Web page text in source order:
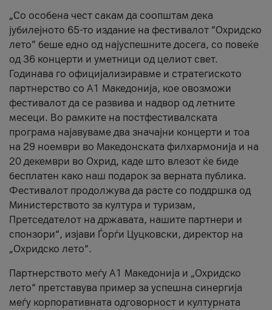
„Со особена чест сакам да соопштам дека
јубилејното 65-то издание на фестивалот “Охридско
лето” беше едно од најуспешните досега, со повеќе
од 36 концерти и уметници од целиот свет.
Годинава го официјализиравме и стратегиското
партнерство со А1 Македонија, кое овозможи
фестивалот да се развива и надвор од летните
месеци. Во рамките на постфестивалската
програма најавуваме два значајни концерти и тоа
на 29 ноември во Македонската филхармонија и на
20 декември во Охрид, каде што влезот ќе биде
бесплатен како наш подарок за верната публика.
Фестивалот продолжува да расте со поддршка од
Министерството за култура и туризам,
Претседателот на државата, нашите партнери и
спонзори“, изјави Ѓорѓи Цуцковски, директор на
„Охридско лето“.
Партнерството меѓу A1 Македонија и „Охридско
лето“ претставува пример за успешна синергија
меѓу корпоративната одговорност и културната